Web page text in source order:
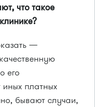
что такое
—
его
иных платных
бывают случаи,